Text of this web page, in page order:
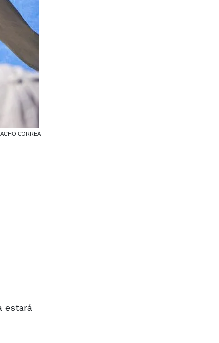
CORREA
estará